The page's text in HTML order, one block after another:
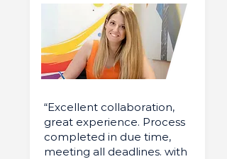
“Excellent collaboration,
great experience. Process
completed in due time,
meeting all deadlines. with